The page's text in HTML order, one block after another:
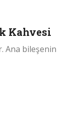
Kahvesi
Ana bileşenin